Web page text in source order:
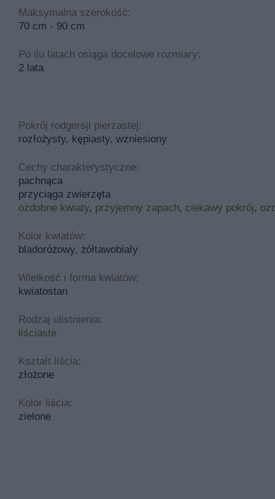
Maksymalna szerokość:
70 cm - 90 cm
Po ilu latach osiąga docelowe rozmiary:
2 lata
Pokrój rodgersji pierzastej:
rozłożysty, kępiasty, wzniesiony
Cechy charakterystyczne:
pachnąca
przyciąga zwierzęta
ozdobne kwiaty, przyjemny zapach, ciekawy pokrój,
Kolor kwiatów:
bladoróżowy, żółtawobiały
Wielkość i forma kwiatów:
kwiatostan
Rodzaj ulistnienia:
liściaste
Kształt liścia:
złożone
Kolor liścia:
zielone